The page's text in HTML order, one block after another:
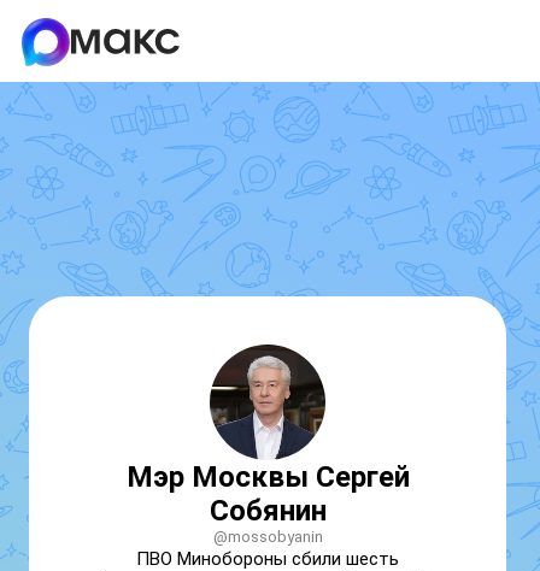
Мэр Москвы Сергей
Собянин
@mossobyanin
ПВО Минобороны сбили шесть